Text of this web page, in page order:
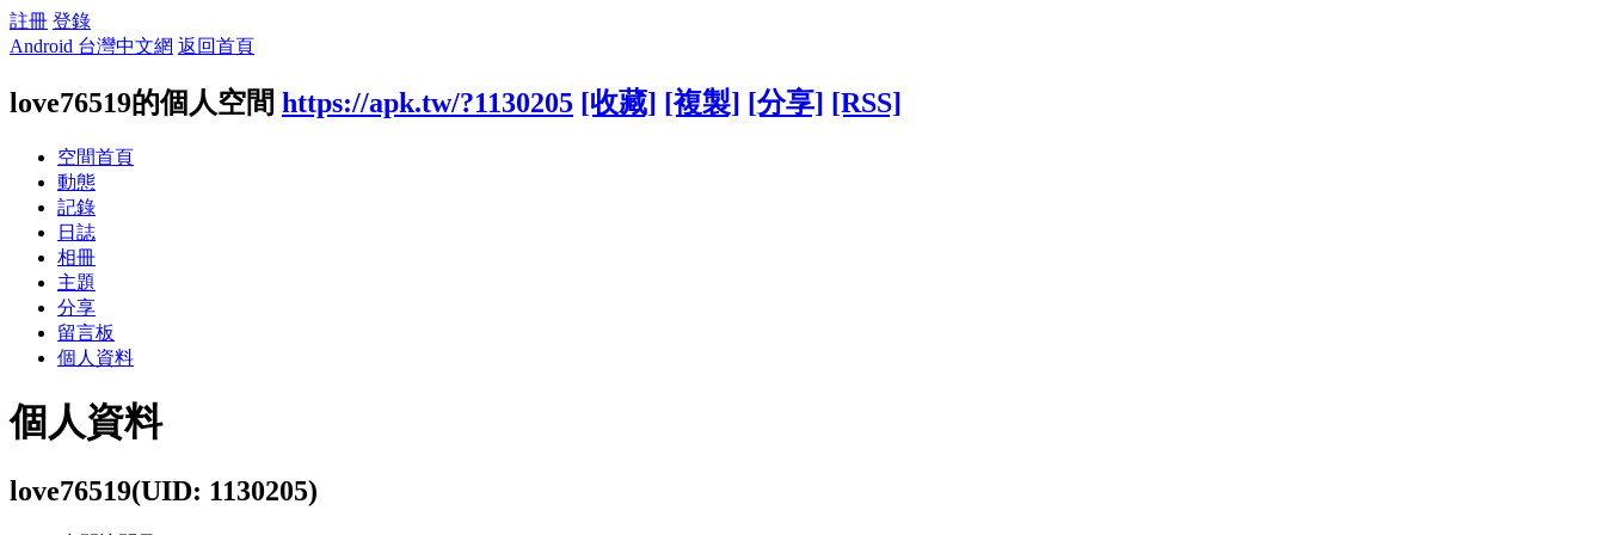
註冊 登錄
Android 台灣中文網 返回首頁
love76519的個人空間 https://apk.tw/?1130205 [收藏] [複製] [分享] [RSS]
空間首頁
動態
記錄
日誌
相冊
主題
分享
留言板
個人資料
個人資料
love76519(UID: 1130205)